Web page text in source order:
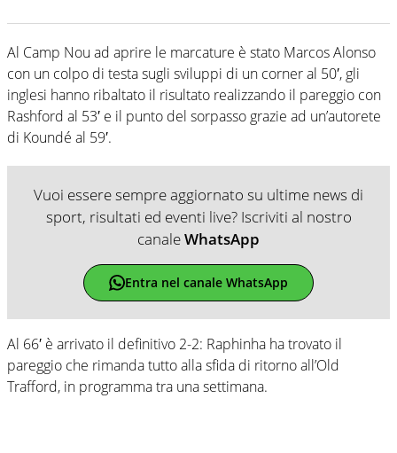
Al Camp Nou ad aprire le marcature è stato Marcos Alonso
con un colpo di testa sugli sviluppi di un corner al 50′, gli
inglesi hanno ribaltato il risultato realizzando il pareggio con
Rashford al 53′ e il punto del sorpasso grazie ad un’autorete
di Koundé al 59′.
Vuoi essere sempre aggiornato su ultime news di
sport, risultati ed eventi live? Iscriviti al nostro
canaleWhatsApp
Entra nel canale WhatsApp
Al 66′ è arrivato il definitivo 2-2: Raphinha ha trovato il
pareggio che rimanda tutto alla sfida di ritorno all’Old
Trafford, in programma tra una settimana.